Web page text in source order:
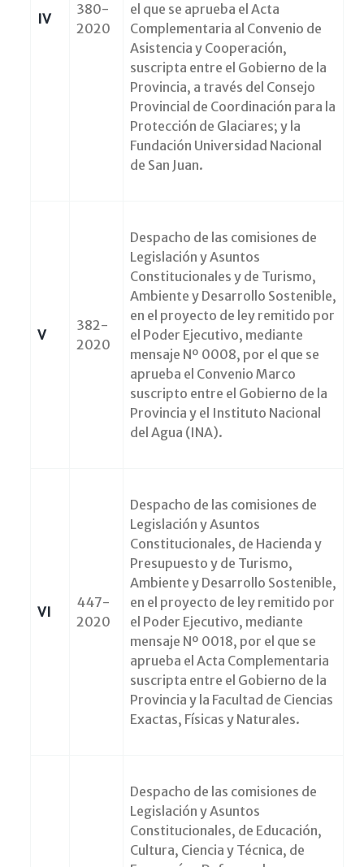
IV
380-
2020
el que se aprueba el Acta
Complementaria al Convenio de
Asistencia y Cooperación,
suscripta entre el Gobierno de la
Provincia, a través del Consejo
Provincial de Coordinación para la
Protección de Glaciares; y la
Fundación Universidad Nacional
de San Juan.
V
382-
2020
Despacho de las comisiones de
Legislación y Asuntos
Constitucionales y de Turismo,
Ambiente y Desarrollo Sostenible,
en el proyecto de ley remitido por
el Poder Ejecutivo, mediante
mensaje Nº 0008, por el que se
aprueba el Convenio Marco
suscripto entre el Gobierno de la
Provincia y el Instituto Nacional
del Agua (INA).
VI
447-
2020
Despacho de las comisiones de
Legislación y Asuntos
Constitucionales, de Hacienda y
Presupuesto y de Turismo,
Ambiente y Desarrollo Sostenible,
en el proyecto de ley remitido por
el Poder Ejecutivo, mediante
mensaje Nº 0018, por el que se
aprueba el Acta Complementaria
suscripta entre el Gobierno de la
Provincia y la Facultad de Ciencias
Exactas, Físicas y Naturales.
Despacho de las comisiones de
Legislación y Asuntos
Constitucionales, de Educación,
Cultura, Ciencia y Técnica, de